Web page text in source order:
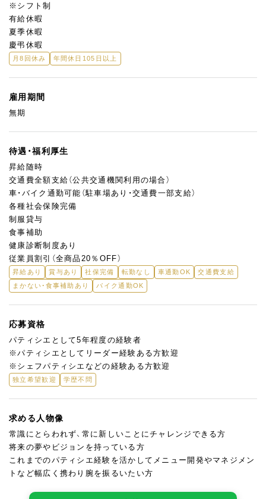
※シフト制
有給休暇
夏季休暇
慶弔休暇
月8回休み 年間休日105日以上
雇用期間
無期
待遇・福利厚生
昇給随時
交通費全額支給（公共交通機関利用の場合）
車・バイク通勤可能（駐車場あり・交通費一部支給）
各種社会保険完備
制服貸与
食事補助
健康診断制度あり
従業員割引（全商品20％OFF）
昇給あり 賞与あり 社保完備 転勤なし 車通勤OK
交通費支給
まかない・食事補助あり
バイク通勤OK
応募資格
パティシエとして5年程度の経験者
※パティシエとしてリーダー経験ある方歓迎
※シェフパティシエなどの経験ある方歓迎
独立希望歓迎 学歴不問
求める人物像
常識にとらわれず、常に新しいことにチャレンジできる方
将来の夢やビジョンを持っている方
これまでのパティシエ経験を活かしてメニュー開発やマネジメン
トなど幅広く携わり腕を振るいたい方